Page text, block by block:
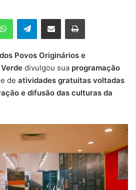
Telegram
Povos Originários e
divulgou sua programação
de atividades gratuitas voltadas
e difusão das culturas da